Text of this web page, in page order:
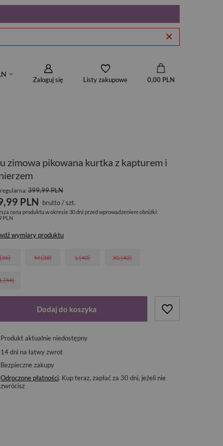
Zaloguj się Listy zakupowe 0,00 PLN
zimowa pikowana kurtka z kapturem i
399,99 PLN
PLN brutto/szt.
cena produktu w okresie 30 dni przed wprowadzeniem obniżki:
PLN
wymiary produktu
M (38) L (40) XL (42)
(44)
Dodaj do koszyka
Produkt aktualnie niedostępny
14dni na łatwy zwrot
Bezpieczne zakupy
Odroczone płatności. Kup teraz, zapłać za 30 dni, jeżeli nie
zwrócisz